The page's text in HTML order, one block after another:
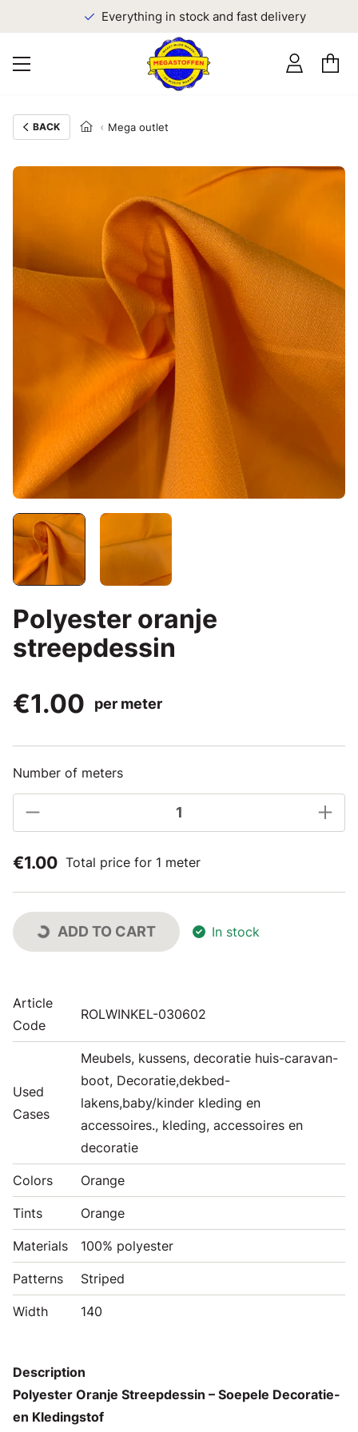
Everything in stock and fast delivery
BACK Mega outlet
Polyester oranje
streepdessin
€1.00
per meter
Number of meters
€1.00 Total price for 1 meter
ADD TO CART In stock
Article
Code
ROLWINKEL-030602
Used
Cases
Meubels, kussens, decoratie huis-caravan-
boot, Decoratie,dekbed-
lakens,baby/kinder kleding en
accessoires., kleding, accessoires en
decoratie
Colors Orange
Tints Orange
Materials 100% polyester
Patterns Striped
Width 140
Description
Polyester Oranje Streepdessin – Soepele Decoratie-
en Kledingstof